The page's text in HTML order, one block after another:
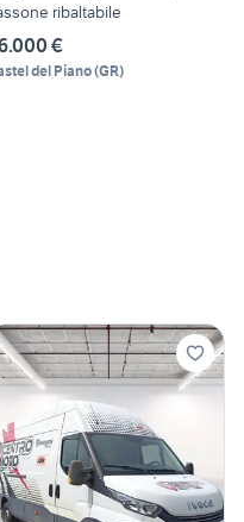
ribaltabile
€
del Piano(GR)